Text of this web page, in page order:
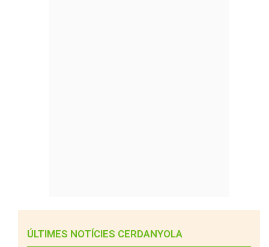
ÚLTIMES NOTÍCIES CERDANYOLA